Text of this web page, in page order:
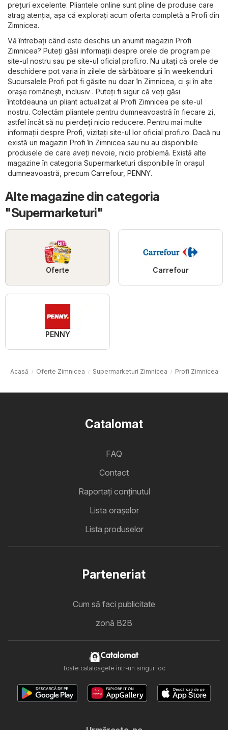
prețuri excelente. Pliantele online sunt pline de produse care
atrag atenția, așa că explorați acum oferta completă a Profi din
Zimnicea.
Vă întrebați când este deschis un anumit magazin Profi
Zimnicea? Puteți găsi informații despre orele de program pe
site-ul nostru sau pe site-ul oficial profi.ro. Nu uitați că orele de
deschidere pot varia în zilele de sărbătoare și în weekenduri.
Sucursalele Profi pot fi găsite nu doar în Zimnicea, ci și în alte
orașe românești, inclusiv . Puteți fi sigur că veți găsi
întotdeauna un pliant actualizat al Profi Zimnicea pe site-ul
nostru. Colectăm pliantele pentru dumneavoastră în fiecare zi,
astfel încât să nu pierdeți nicio reducere. Pentru mai multe
informații despre Profi, vizitați site-ul lor oficial profi.ro. Dacă nu
există un magazin Profi în Zimnicea sau nu au disponibile
produsele de care aveți nevoie, nicio problemă. Există alte
magazine în categoria Supermarketuri disponibile în orașul
dumneavoastră, precum Carrefour, PENNY.
Alte magazine din categoria
"Supermarketuri"
Oferte Carrefour
PENNY
Acasă Oferte Zimnicea Supermarketuri Zimnicea Profi Zimnicea
Catalomat
FAQ
Contact
Raportați conținutul
Lista oraşelor
Lista produselor
Parteneriat
Cum să faci publicitate
zonă B2B
Catalomat
Toate cataloagele într-un singur loc